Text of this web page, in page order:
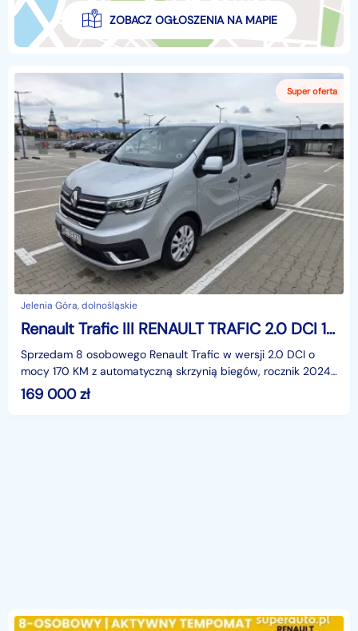
ZOBACZ OGŁOSZENIA NA MAPIE
Jelenia Góra, dolnośląskie
Renault Trafic III RENAULT TRAFIC 2.0 DCI 170 KM AUTOMAT 2024
Sprzedam 8 osobowego Renault Trafic w wersji 2.0 DCI o
mocy 170 KM z automatyczną skrzynią biegów, rocznik 2024,
w eleganckim srebrnym kolorze. Samochód z orygi
169 000zł